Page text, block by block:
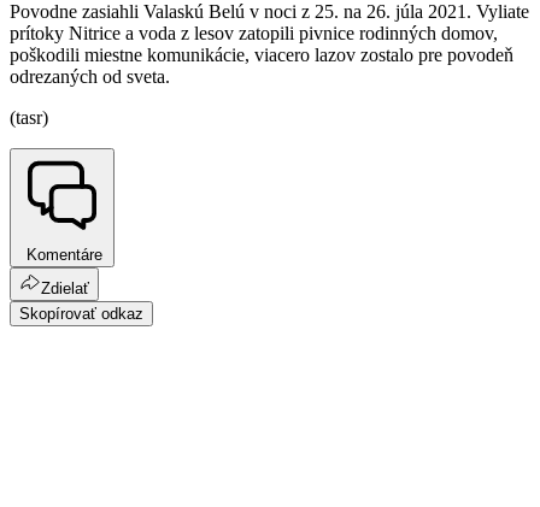
Povodne zasiahli Valaskú Belú v noci z 25. na 26. júla 2021. Vyliate
prítoky Nitrice a voda z lesov zatopili pivnice rodinných domov,
poškodili miestne komunikácie, viacero lazov zostalo pre povodeň
odrezaných od sveta.
(tasr)
Komentáre
Zdielať
Skopírovať odkaz